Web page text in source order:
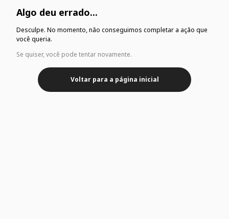
Algo deu errado...
Desculpe. No momento, não conseguimos completar a ação que
você queria.
Se quiser, você pode tentar novamente.
Voltar para a página inicial